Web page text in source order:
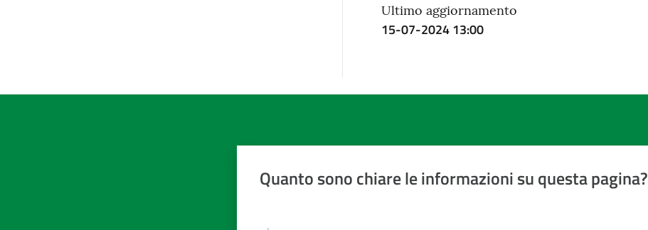
Ultimo aggiornamento
15-07-2024 13:00
Quanto sono chiare le informazioni su questa pagina?